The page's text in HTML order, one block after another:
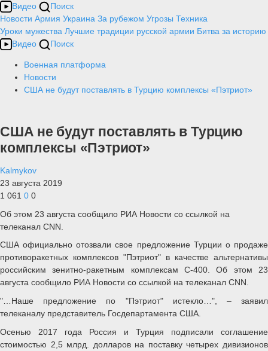
Видео
Поиск
Новости Армия Украина За рубежом Угрозы Техника
Уроки мужества Лучшие традиции русской армии Битва за историю
Видео
Поиск
Военная платформа
Новости
США не будут поставлять в Турцию комплексы «Пэтриот»
США не будут поставлять в Турцию
комплексы «Пэтриот»
Kalmykov
23 августа 2019
1 061 0 0
Об этом 23 августа сообщило РИА Новости со ссылкой на
телеканал CNN.
США официально отозвали свое предложение Турции о продаже
противоракетных комплексов "Пэтриот" в качестве альтернативы
российским зенитно-ракетным комплексам С-400. Об этом 23
августа сообщило РИА Новости со ссылкой на телеканал CNN.
"…Наше предложение по "Пэтриот" истекло…", – заявил
телеканалу представитель Госдепартамента США.
Осенью 2017 года Россия и Турция подписали соглашение
стоимостью 2,5 млрд. долларов на поставку четырех дивизионов